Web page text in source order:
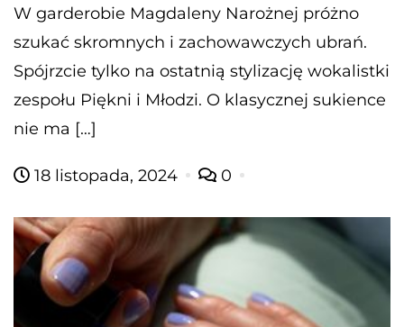
W garderobie Magdaleny Narożnej próżno
szukać skromnych i zachowawczych ubrań.
Spójrzcie tylko na ostatnią stylizację wokalistki
zespołu Piękni i Młodzi. O klasycznej sukience
nie ma […]
18 listopada, 2024 0